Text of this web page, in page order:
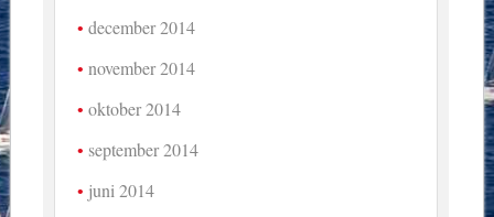
december 2014
november 2014
oktober 2014
september 2014
juni 2014